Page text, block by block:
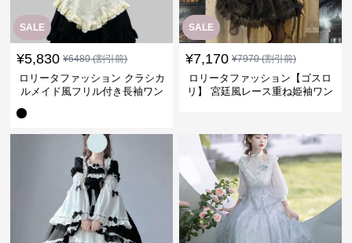
SALE
¥5,830 ¥6480(割引前)
ロリータファッション クラシカ
ルメイド風フリル付き長袖ワン
SALE
¥7,170 ¥7970(割引前)
ロリータファッション【ゴスロ
リ】 宮廷風レース重ね姫袖ワン